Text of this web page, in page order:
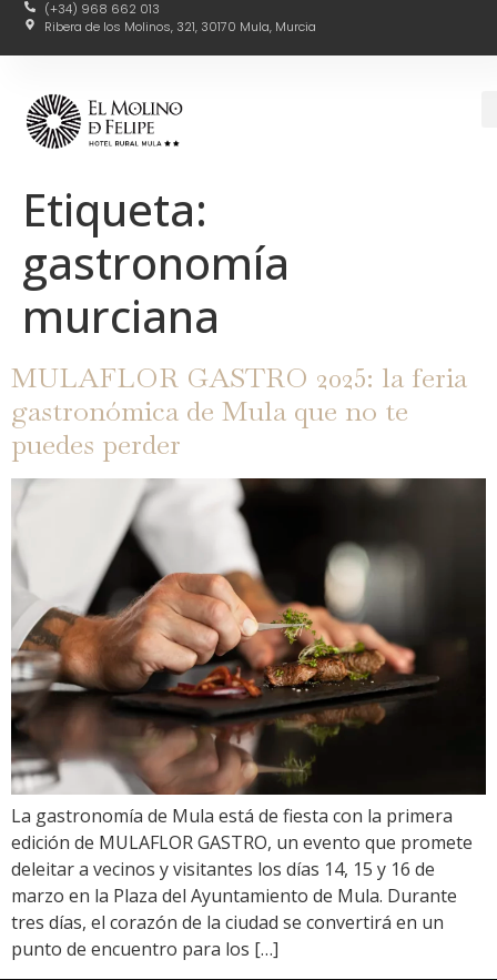
(+34) 968 662 013
Ribera de los Molinos, 321, 30170 Mula, Murcia
Etiqueta:
gastronomía
murciana
MULAFLOR GASTRO 2025: la feria
gastronómica de Mula que no te
puedes perder
La gastronomía de Mula está de fiesta con la primera
edición de MULAFLOR GASTRO, un evento que promete
deleitar a vecinos y visitantes los días 14, 15 y 16 de
marzo en la Plaza del Ayuntamiento de Mula. Durante
tres días, el corazón de la ciudad se convertirá en un
punto de encuentro para los […]